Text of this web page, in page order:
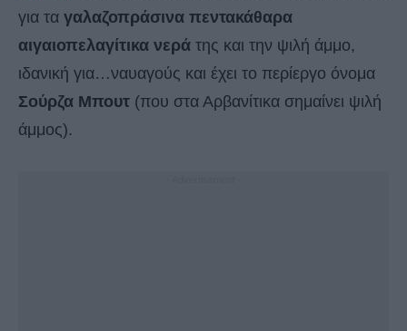
για τα γαλαζοπράσινα πεντακάθαρα
αιγαιοπελαγίτικα νερά της και την ψιλή άμμο,
ιδανική για…ναυαγούς και έχει το περίεργο όνομα
Σούρζα Μπουτ (που στα Αρβανίτικα σημαίνει ψιλή
άμμος).